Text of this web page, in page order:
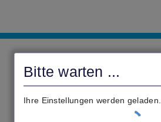
Bitte warten ...
Ihre Einstellungen werden geladen.